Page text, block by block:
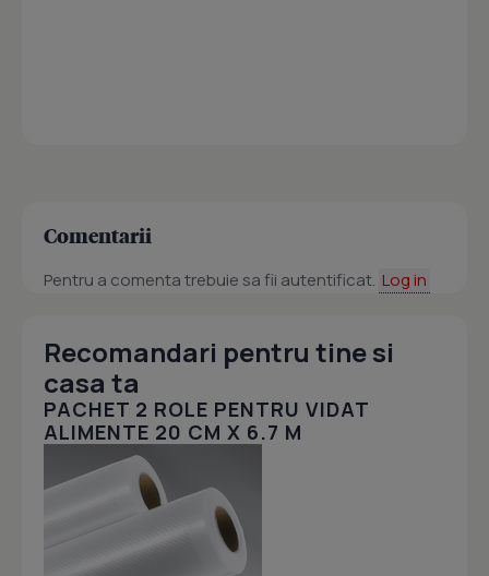
Comentarii
Pentru a comenta trebuie sa fii autentificat. Log in
Recomandari pentru tine si
casa ta
PACHET 2 ROLE PENTRU VIDAT
ALIMENTE 20 CM X 6.7 M